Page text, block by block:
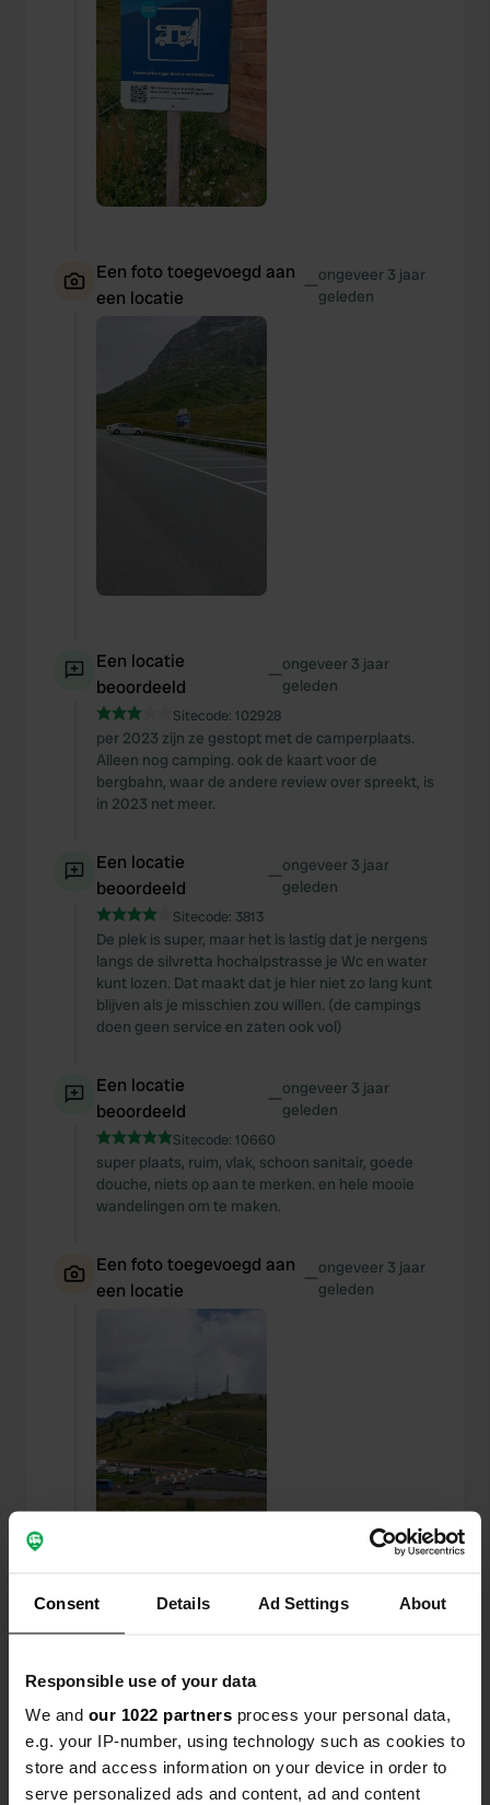
Consent Details Ad Settings About
Responsible use of your data
We and our 1022 partners process your personal data,
e.g. your IP-number, using technology such as cookies to
store and access information on your device in order to
serve personalized ads and content, ad and content
Een foto toegevoegd aan
een locatie
—ongeveer 3 jaar
geleden
Een locatie
beoordeeld
—ongeveer 3 jaar
geleden
Sitecode: 102928
per 2023 zijn ze gestopt met de camperplaats.
Alleen nog camping. ook de kaart voor de
bergbahn, waar de andere review over spreekt, is
in 2023 net meer.
Een locatie
beoordeeld
—ongeveer 3 jaar
geleden
Sitecode: 3813
De plek is super, maar het is lastig dat je nergens
langs de silvretta hochalpstrasse je Wc en water
kunt lozen. Dat maakt dat je hier niet zo lang kunt
blijven als je misschien zou willen. (de campings
doen geen service en zaten ook vol)
Een locatie
beoordeeld
—ongeveer 3 jaar
geleden
Sitecode: 10660
super plaats, ruim, vlak, schoon sanitair, goede
douche, niets op aan te merken. en hele mooie
wandelingen om te maken.
Een foto toegevoegd aan
een locatie
—ongeveer 3 jaar
geleden
beoordeeld
Sitecode: 6589
in 2023 is het terrein een bouwput, doet nogal
mistroostig aan. er zijn slechts 3
stroomaansluitingen. verder prima.